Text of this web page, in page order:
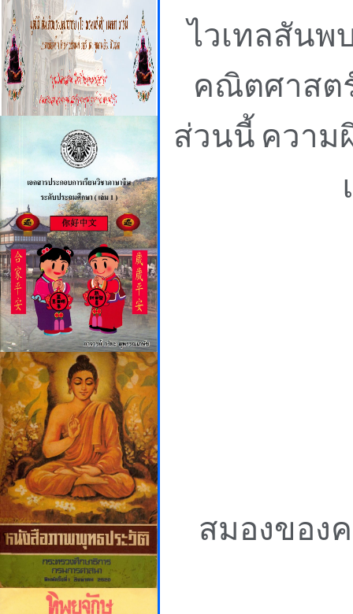
ไวเทลสันพ
คณิตศาสต
ส่วนนี้ ความ
สมองของ